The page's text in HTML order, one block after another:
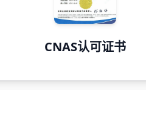
CNAS认可证书